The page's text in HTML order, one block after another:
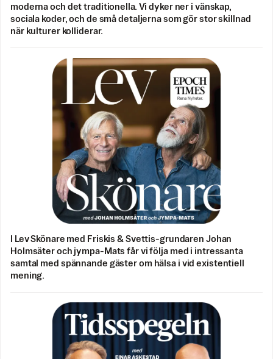
moderna och det traditionella. Vi dyker ner i vänskap,
sociala koder, och de små detaljerna som gör stor skillnad
när kulturer kolliderar.
I Lev Skönare med Friskis & Svettis-grundaren Johan
Holmsäter och jympa-Mats får vi följa med i intressanta
samtal med spännande gäster om hälsa i vid existentiell
mening.